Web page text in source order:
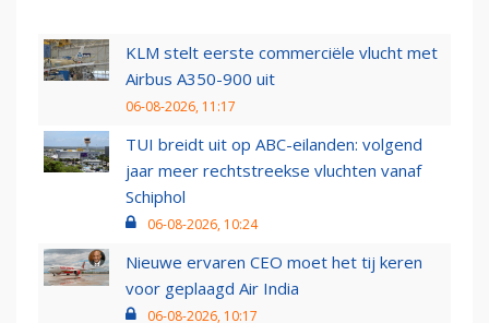
KLM stelt eerste commerciële vlucht met
Airbus A350-900 uit
06-08-2026, 11:17
TUI breidt uit op ABC-eilanden: volgend
jaar meer rechtstreekse vluchten vanaf
Schiphol
06-08-2026, 10:24
Nieuwe ervaren CEO moet het tij keren
voor geplaagd Air India
06-08-2026, 10:17